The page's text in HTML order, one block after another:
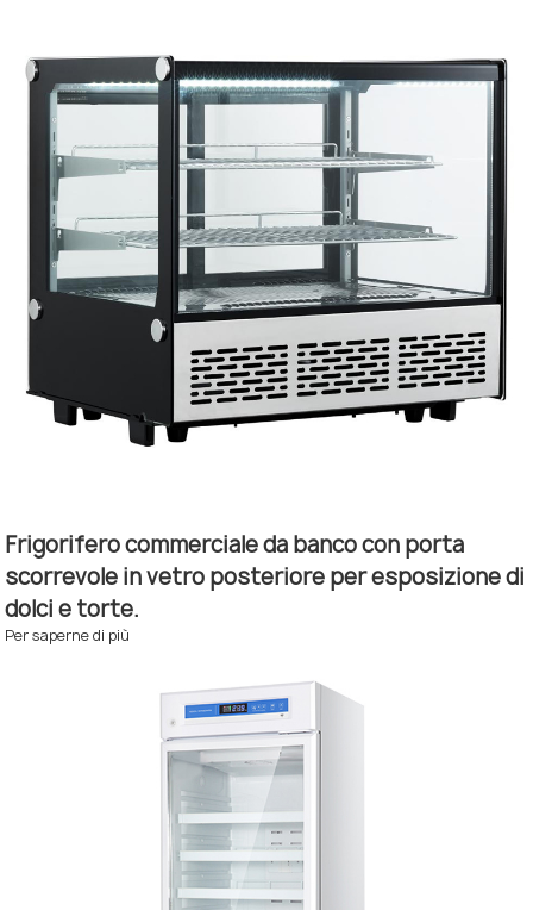
Frigorifero commerciale da banco con porta
scorrevole in vetro posteriore per esposizione di
dolci e torte.
Per saperne di più